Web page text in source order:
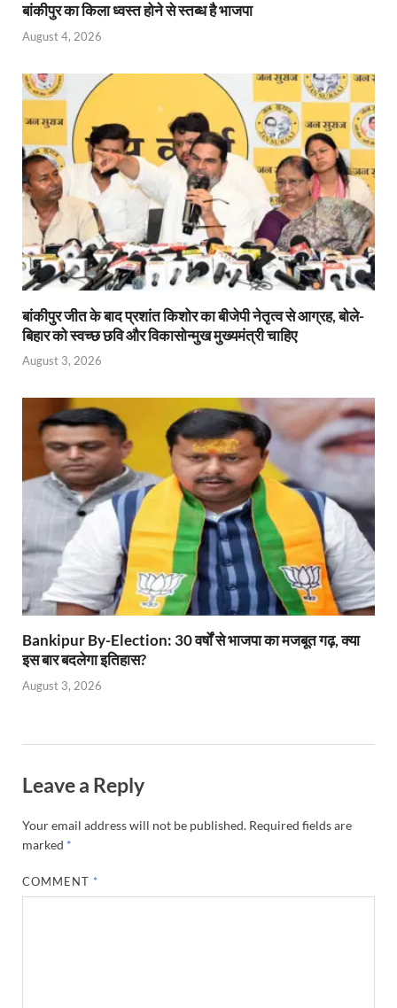
बांकीपुर का किला ध्वस्त होने से स्तब्ध है भाजपा
August 4, 2026
बांकीपुर जीत के बाद प्रशांत किशोर का बीजेपी नेतृत्व से आग्रह, बोले-
बिहार को स्वच्छ छवि और विकासोन्मुख मुख्यमंत्री चाहिए
August 3, 2026
Bankipur By-Election: 30 वर्षों से भाजपा का मजबूत गढ़, क्या
इस बार बदलेगा इतिहास?
August 3, 2026
Leave a Reply
Your email address will not be published. Required fields are
marked *
COMMENT *